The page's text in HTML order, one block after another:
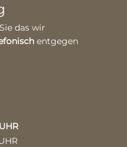
das wir
entgegen